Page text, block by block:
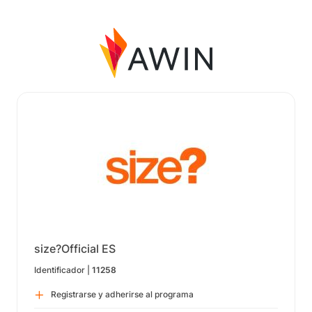
size?Official ES
Identificador | 11258
Registrarse y adherirse al programa